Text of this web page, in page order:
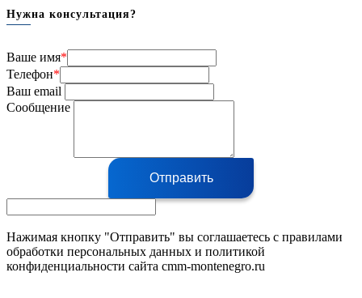
Нужна консультация?
Ваше имя*
Телефон*
Ваш email
Сообщение
Отправить
Нажимая кнопку "Отправить" вы соглашаетесь с правилами
обработки персональных данных и политикой
конфиденциальности сайта cmm-montenegro.ru